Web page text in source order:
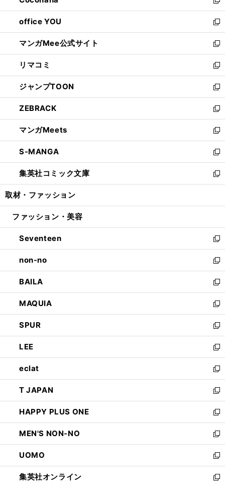
開
く
ウ
で
開
く
ウ
ィ
ン
ド
ウ
で
開
く
新
し
い
ウ
ィ
ン
ド
ウ
で
開
く
office YOU
新
し
い
ウ
ィ
ン
ド
ウ
で
開
く
マンガMee公式サイト
新
し
い
ウ
ィ
ン
ド
ウ
で
開
く
リマコミ
新
し
い
ウ
ィ
ン
ド
ウ
で
開
く
ジャンプTOON
新
し
い
ウ
ィ
ン
ド
ウ
で
開
ZEBRACK
新
し
い
ウ
ィ
ン
ド
ウ
開
マンガMeets
新
し
い
ウ
ィ
ン
ウ
開
く
S-MANGA
新
し
い
ウ
ン
ウ
で
開
く
集英社コミック文庫
新
し
ウ
ン
ド
ウ
で
開
く
取材・ファッション
ファッション・美容
Seventeen
新
し
い
ウ
ィ
ン
ド
ウ
で
開
く
non-no
新
し
い
ウ
ィ
ン
ド
ウ
で
開
く
BAILA
新
し
い
ウ
ィ
ン
ド
ウ
で
開
く
MAQUIA
新
し
い
ウ
ィ
ン
ド
ウ
で
開
く
SPUR
新
し
い
ウ
ィ
ン
ド
ウ
で
開
く
LEE
新
し
い
ウ
ィ
ン
ド
ウ
で
開
く
eclat
新
し
い
ウ
ィ
ン
ド
ウ
で
開
く
T JAPAN
新
し
い
ウ
ィ
ン
ド
ウ
で
HAPPY PLUS ONE
新
し
い
ウ
ィ
ン
ド
MEN'S NON-NO
新
し
い
ウ
ィ
UOMO
新
し
い
集英社オンライン
新